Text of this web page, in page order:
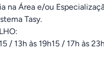
na Área e/ou
Tasy.
/ 13h às 19h15 / 17h às